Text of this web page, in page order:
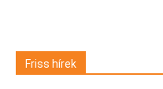
Friss hírek